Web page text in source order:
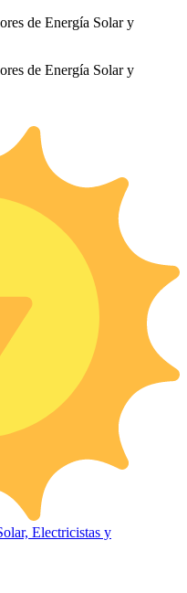
de Energía Solar y
de Energía Solar y
Electricistas y